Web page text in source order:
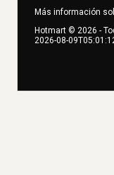
Más información
Hotmart © 2026 -
2026-08-